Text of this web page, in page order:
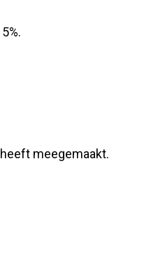
meegemaakt.